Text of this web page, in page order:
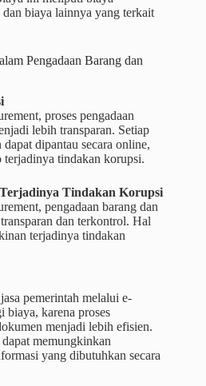
biaya lainnya yang terkait
Pengadaan Barang dan
proses pengadaan
lebih transparan. Setiap
dipantau secara online,
tindakan korupsi.
Tindakan Korupsi
pengadaan barang dan
dan terkontrol. Hal
terjadinya tindakan
pemerintah melalui e-
biaya, karena proses
menjadi lebih efisien.
memungkinkan
yang dibutuhkan secara